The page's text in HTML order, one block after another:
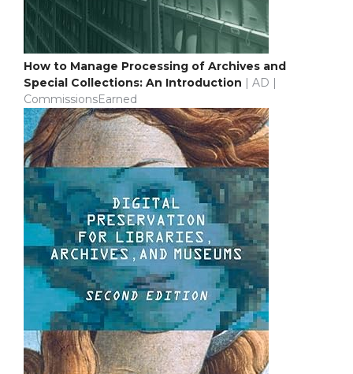
How to Manage Processing of Archives and
Special Collections: An Introduction | AD |
CommissionsEarned